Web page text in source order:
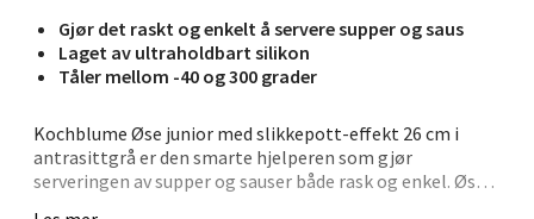
Gjør det raskt og enkelt å servere supper og saus
Laget av ultraholdbart silikon
Tåler mellom -40 og 300 grader
Kochblume Øse junior med slikkepott-effekt 26 cm i
antrasittgrå er den smarte hjelperen som gjør
serveringen av supper og sauser både rask og enkel. Øsen
Ålesund - Thon Senter Moa
Åpent i dag 10-18
0 i butikk